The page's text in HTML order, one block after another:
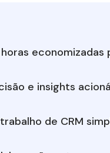
economizadas
e insights
de CRM